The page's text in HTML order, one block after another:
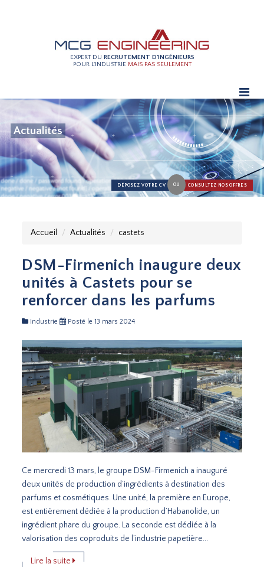
EXPERT DU RECRUTEMENT D'INGÉNIEURS
POUR L'INDUSTRIE MAIS PAS SEULEMENT
Actualités
DÉPOSEZ VOTRE CV OU CONSULTEZ NOS OFFRES
Accueil Actualités castets
DSM-Firmenich inaugure deux
unités à Castets pour se
renforcer dans les parfums
Industrie Posté le 13 mars 2024
Ce mercredi 13 mars, le groupe DSM-Firmenich a inauguré
deux unités de production d’ingrédients à destination des
parfums et cosmétiques. Une unité, la première en Europe,
est entièrement dédiée à la production d’Habanolide, un
ingrédient phare du groupe. La seconde est dédiée à la
valorisation des coproduits de l’industrie papetière...
Lire la suite